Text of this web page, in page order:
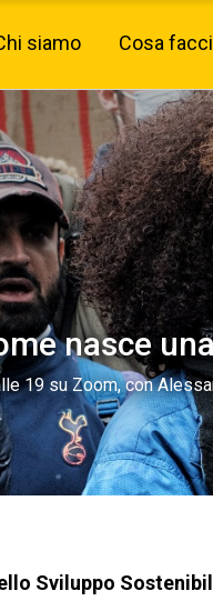
siamo Cosa
nasce
19 su Zoom, con
Sviluppo